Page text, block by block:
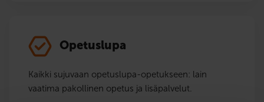
Opetuslupa
Kaikki sujuvaan opetuslupa-opetukseen: lain
vaatima pakollinen opetus ja lisäpalvelut.